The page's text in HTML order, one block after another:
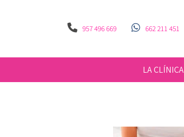
957 496 669 662 211 451
LA CLÍNICA